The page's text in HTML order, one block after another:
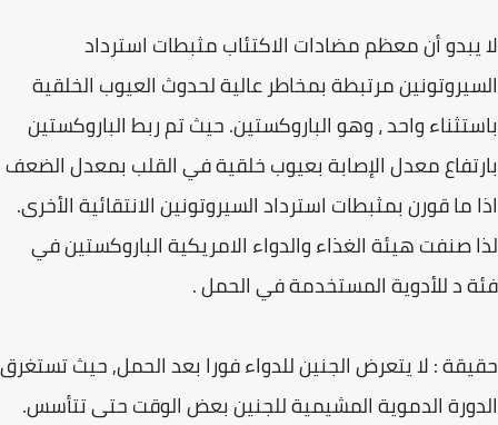
لا يبدو أن معظم مضادات الاكتئاب مثبطات استرداد
السيروتونين مرتبطة بمخاطر عالية لحدوث العيوب الخلقية
باستثناء واحد ، وهو الباروكستين. حيث تم ربط الباروكستين
بارتفاع معدل الإصابة بعيوب خلقية في القلب بمعدل الضعف
اذا ما قورن بمثبطات استرداد السيروتونين الانتقائية الأخرى.
لذا صنفت هيئة الغذاء والدواء الامريكية الباروكستين في
فئة د للأدوية المستخدمة في الحمل .
حقيقة : لا يتعرض الجنين للدواء فورا بعد الحمل, حيث تستغرق
الدورة الدموية المشيمية للجنين بعض الوقت حتى تتأسس.